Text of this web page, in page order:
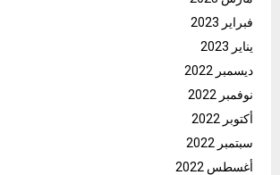
فبراير 2023
يناير 2023
ديسمبر 2022
نوفمبر 2022
أكتوبر 2022
سبتمبر 2022
أغسطس 2022